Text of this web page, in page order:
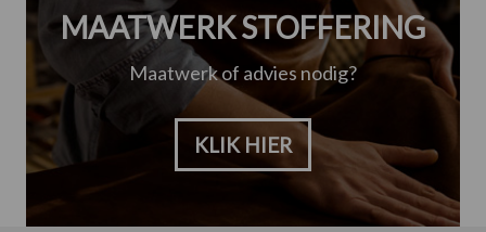
MAATWERK STOFFERING
Maatwerk of advies nodig?
KLIK HIER